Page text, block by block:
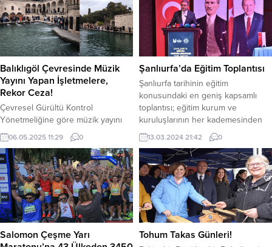
uygulama kapsamında yapılan
çalışmaları paylaştı. “Güvenli Okul”
uygulamasında 10.676 Kişi Kontrol
Edilmiş, 1.832 Araç Denetlenmiş,
743 Okul Servis Aracı Denetlenmiş,
168 İşyeri Kontrol Edilmiş ve yapılan
denetimlerde 53...
görmeye başlayan dolar, saat
09.40 itibariyle 38.01 TL’den, Euro
ise 42.06 TL’den işlem görüyor.
Euro/Dolar paritesi 1.10 oldu YAZI
ARASI...
Balıklıgöl Çevresinde Müzik
Yayını Yapan İşletmelere,
Rekor Ceza!
Çevresel Gürültü Kontrol
Yönetmeliğine göre müzik yayını
yapan işletmelere yönelik yapılan
denetimlerle özellikle Balıklıgöl
Platosu çevresindeki işletmeler
yakın takibe alındı. 2022 yılında
Resmi Gazetede yayımlanarak
yürürlüğe giren Çevresel Gürültü
Kontrol Yönetmeliği, Çevre
Şehircilik ve İklim Değişikliği İl
Müdürlüklerine Müzik Yayın İzni
verme yetkisi veriyor. Buna göre
06.05.2025 11:29 0
Şanlıurfa’da Eğitim Toplantısı
Şanlıurfa tarihinin eğitim
konusundaki en geniş kapsamlı
toplantısı; eğitim kurum ve
kuruluşlarının her kademesinden
bürokratına, siyasetçisinden yerel
yönetimine kadar yoğun bir
katılımla bugün gerçekleştirildi.
Şanlıurfa’da Vali Hasan Şıldak’ın
“Eğitimi her zaman birinci öncelik
olarak belirleyeceğiz” hedefi
meyvelerini vermeye başladı.
Başarıyı İzleme ve Geliştirme
Projesi’nde (BİGEP) 4 aylık zaman
zarfında verilerle...
13.03.2024 21:42 0
Salomon Çeşme Yarı
Tohum Takas Günleri!